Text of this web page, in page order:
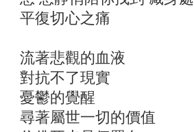
平復切心之痛
流著悲觀的血液
對抗不了現實
憂鬱的覺醒
尋著屬世一切的價值